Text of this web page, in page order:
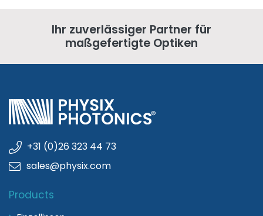
Ihr zuverlässiger Partner für
maßgefertigte Optiken
+31 (0)26 323 44 73
sales@physix.com
Products